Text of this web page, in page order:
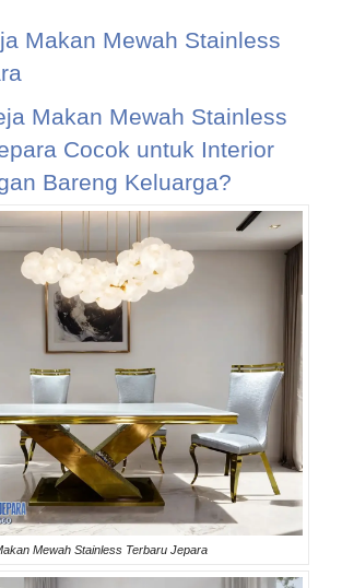
Makan Mewah Stainless
Makan Mewah Stainless
Cocok untuk Interior
Bareng Keluarga?
Mewah Stainless Terbaru Jepara